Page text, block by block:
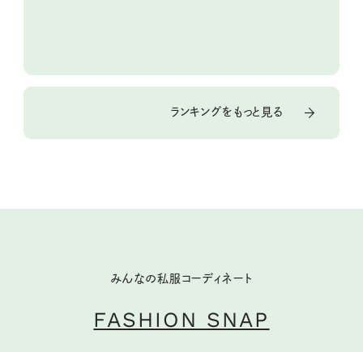
ランキングをもっと見る
みんなの私服コーディネート
FASHION SNAP